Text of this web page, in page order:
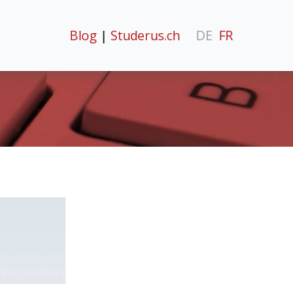
Blog | Studerus.ch DE FR